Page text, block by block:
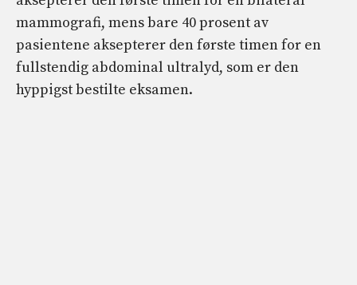
mammografi, mens bare 40 prosent av
pasientene aksepterer den første timen for en
fullstendig abdominal ultralyd, som er den
hyppigst bestilte eksamen.